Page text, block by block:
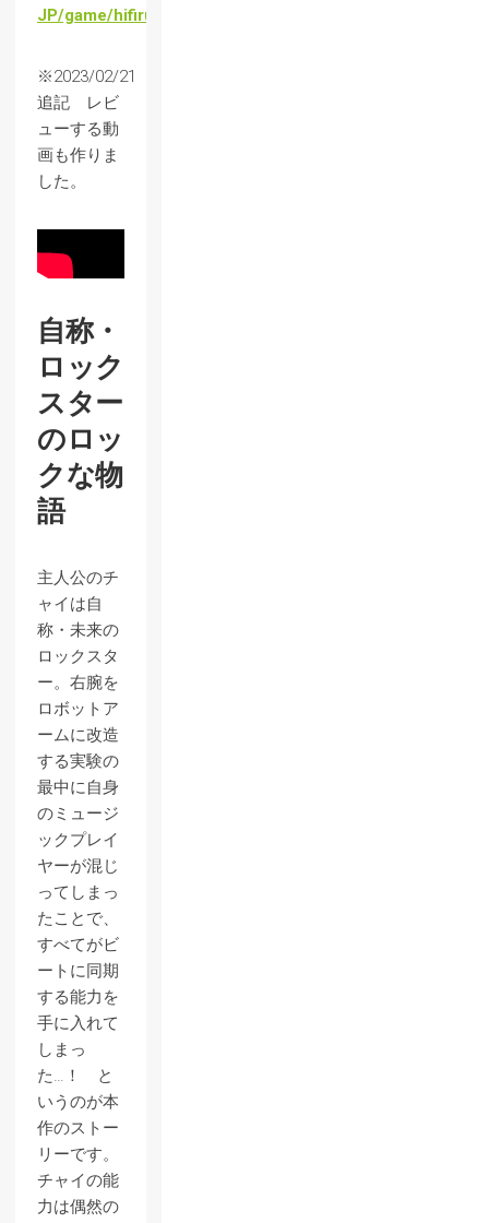
JP/game/hifirush
※2023/02/21
追記 レビ
ューする動
画も作りま
した。
自称・
ロック
スター
のロッ
クな物
語
主人公のチ
ャイは自
称・未来の
ロックスタ
ー。右腕を
ロボットア
ームに改造
する実験の
最中に自身
のミュージ
ックプレイ
ヤーが混じ
ってしまっ
たことで、
すべてがビ
ートに同期
する能力を
手に入れて
しまっ
た…！ と
いうのが本
作のストー
リーです。
チャイの能
力は偶然の